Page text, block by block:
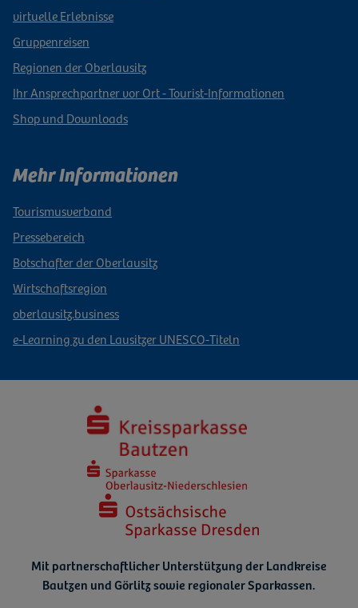
virtuelle Erlebnisse
Gruppenreisen
Regionen der Oberlausitz
Ihr Ansprechpartner vor Ort - Tourist-Informationen
Shop und Downloads
Mehr Informationen
Tourismusverband
Pressebereich
Botschafter der Oberlausitz
Wirtschaftsregion
oberlausitz.business
e-Learning zu den Lausitzer UNESCO-Titeln
Mit partnerschaftlicher Unterstützung der Landkreise
Bautzen und Görlitzsowie regionaler Sparkassen.